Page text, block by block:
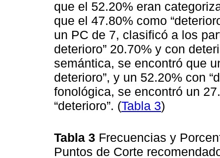
que el 52.20% eran
que el 47.80% como
un PC de 7, clasificó a los
deterioro” 20.70% y con
semántica, se encontró que
deterioro”, y un 52.20% con
fonológica, se encontró un
“deterioro”. (Tabla 3)
Tabla 3 Frecuencias y
Puntos de Corte